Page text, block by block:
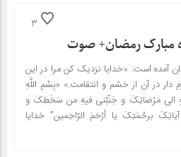
3
مبارک رمضان+ صوت
آمده است: «خدایا نزدیک کن مرا در این
دار در آن از خشم و انتقامت.» «بِسْمِ اللَّهِ
فیهِ الی مَرْضاتِکَ و جَنّبْنی فیهِ من سَخَطِکَ و
برحْمَتِکَ یا أرْحَمَ الرّاحِمین” خدایا